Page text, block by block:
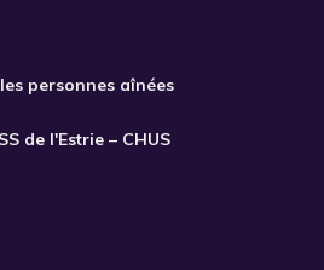
personnes aînées
de l'Estrie – CHUS